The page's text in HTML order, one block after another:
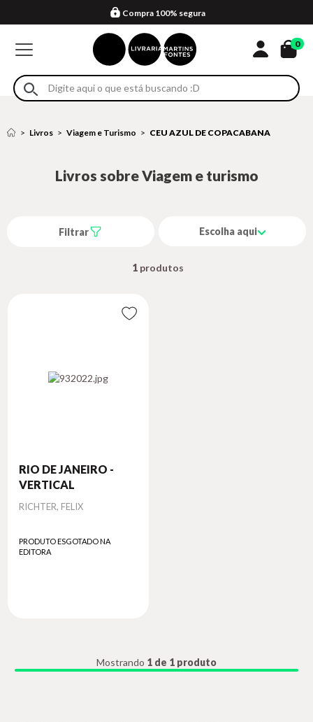
Formas de entrega
Compra 100% segura
Em até 4x sem juros no cartão*
Retire na loja
Eventos
0
Livros Viagem e Turismo CEU AZUL DE COPACABANA
Livros sobre Viagem e turismo
Filtrar Escolha aqui
1
RIO DE JANEIRO -
VERTICAL
Autor
RICHTER, FELIX
PRODUTO ESGOTADO NA
EDITORA
Mostrando 1 de 1 produto